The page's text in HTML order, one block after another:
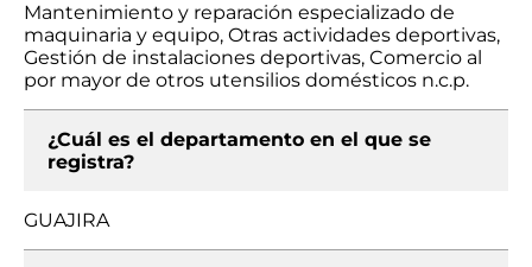
Mantenimiento y reparación especializado de
maquinaria y equipo, Otras actividades deportivas,
Gestión de instalaciones deportivas, Comercio al
por mayor de otros utensilios domésticos n.c.p.
¿Cuál es el departamento en el que se
registra?
GUAJIRA